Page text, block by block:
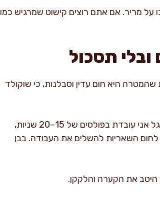
מריר. אם אתם רוצים קישוט שמרגיש כמו
תסכול
היא חום עדין וסבלנות, כי שוקולד
יש שתי שיטות שאני משתמשת בהן: מיקרוגל בפולסים קצרים, או בן מארי. במיקרוגל אני עובדת בפולסים של 15–20 שניות,
לחום השאריות להשלים את העבודה. בבן
היטב את הקערה והלקקן.